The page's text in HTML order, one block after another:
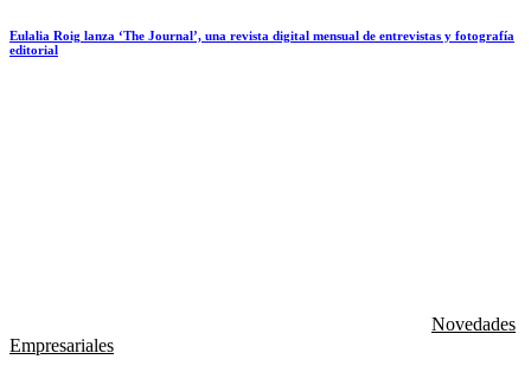
Eulalia Roig lanza ‘The Journal’, una revista digital mensual de entrevistas y fotografía
editorial
Novedades
Empresariales